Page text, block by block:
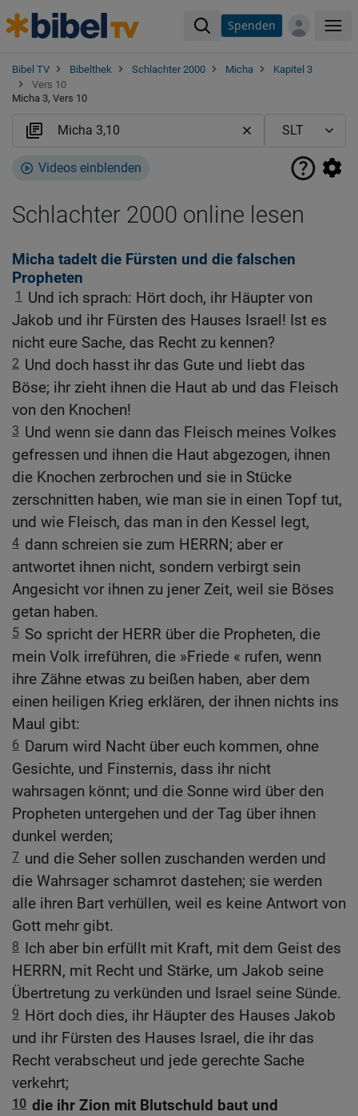
Spenden
Bibel TV Bibelthek Schlachter 2000 Micha
Kapitel 3
Vers 10
Micha 3, Vers 10
Videos einblenden
Schlachter 2000 online lesen
Micha tadelt die Fürsten und die falschen
Propheten
1
Und ich sprach: Hört doch, ihr Häupter von
Jakob und ihr Fürsten des Hauses Israel! Ist es
nicht eure Sache, das Recht zu kennen?
2 Und doch hasst ihr das Gute und liebt das
Böse; ihr zieht ihnen die Haut ab und das Fleisch
von den Knochen!
3 Und wenn sie dann das Fleisch meines Volkes
gefressen und ihnen die Haut abgezogen, ihnen
die Knochen zerbrochen und sie in Stücke
zerschnitten haben, wie man sie in einen Topf tut,
und wie Fleisch, das man in den Kessel legt,
4 dann schreien sie zum HERRN; aber er
antwortet ihnen nicht, sondern verbirgt sein
Angesicht vor ihnen zu jener Zeit, weil sie Böses
getan haben.
5 So spricht der HERR über die Propheten, die
mein Volk irreführen, die »Friede « rufen, wenn
ihre Zähne etwas zu beißen haben, aber dem
einen heiligen Krieg erklären, der ihnen nichts ins
Maul gibt:
6 Darum wird Nacht über euch kommen, ohne
Gesichte, und Finsternis, dass ihr nicht
wahrsagen könnt; und die Sonne wird über den
Propheten untergehen und der Tag über ihnen
dunkel werden;
7 und die Seher sollen zuschanden werden und
die Wahrsager schamrot dastehen; sie werden
alle ihren Bart verhüllen, weil es keine Antwort von
Gott mehr gibt.
8 Ich aber bin erfüllt mit Kraft, mit dem Geist des
HERRN, mit Recht und Stärke, um Jakob seine
Übertretung zu verkünden und Israel seine Sünde.
9 Hört doch dies, ihr Häupter des Hauses Jakob
und ihr Fürsten des Hauses Israel, die ihr das
Recht verabscheut und jede gerechte Sache
verkehrt;
10 die ihr Zion mit Blutschuld baut und